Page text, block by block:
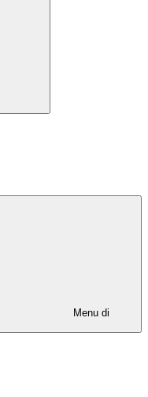
Menu di